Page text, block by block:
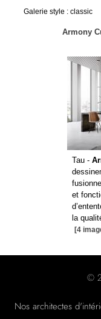
Armony
Tau -
et
la
[4
©
Nos architectes